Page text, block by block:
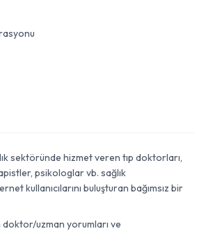
sektöründe hizmet veren tıp doktorları,
psikologlar vb. sağlık
kullanıcılarını buluşturan bağımsız bir
uzman yorumları ve